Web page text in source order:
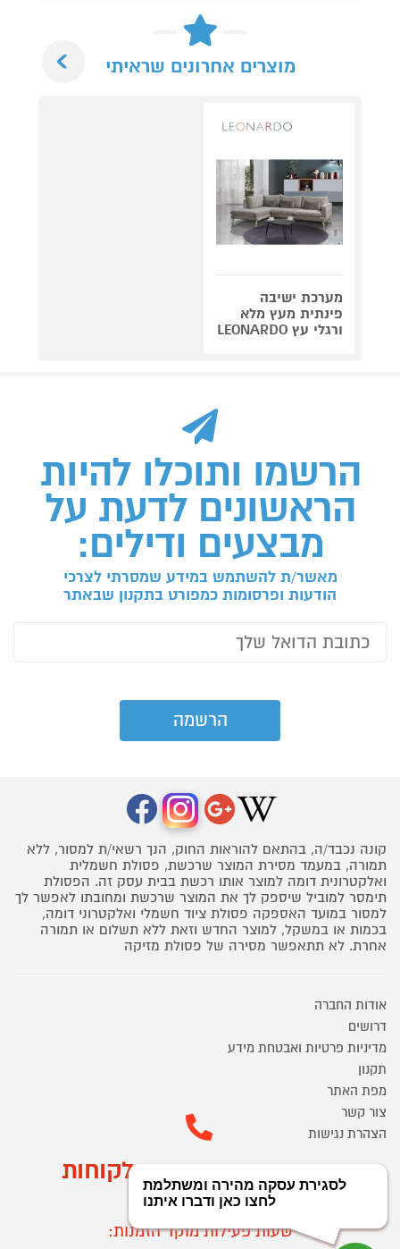
מוצרים אחרונים שראיתי
מערכת ישיבה
פינתית מעץ מלא
ורגלי עץ LEONARDO
הרשמו ותוכלו להיות
הראשונים לדעת על
מבצעים ודילים:
מאשר/ת להשתמש במידע שמסרתי לצרכי
הודעות ופרסומות כמפורט בתקנון שבאתר
קונה נכבד/ה, בהתאם להוראות החוק, הנך רשאי/ת למסור, ללא
תמורה, במעמד מסירת המוצר שרכשת, פסולת חשמלית
ואלקטרונית דומה למוצר אותו רכשת בבית עסק זה. הפסולת
תימסר למוביל שיספק לך את המוצר שרכשת ומחובתו לאפשר לך
למסור במועד האספקה פסולת ציוד חשמלי ואלקטרוני דומה,
בכמות או במשקל, למוצר החדש וזאת ללא תשלום או תמורה
אחרת. לא תתאפשר מסירה של פסולת מזיקה
אודות החברה
דרושים
מדיניות פרטיות ואבטחת מידע
תקנון
מפת האתר
צור קשר
הצהרת נגישות
מוקד הזמנות ושירות לקוחות
03-9545370
שעות פעילות מוקד הזמנות: